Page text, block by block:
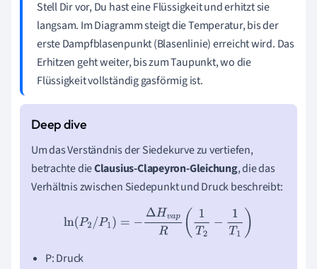
Stell Dir vor, Du hast eine Flüssigkeit und erhitzt sie
langsam. Im Diagramm steigt die Temperatur, bis der
erste Dampfblasenpunkt (Blasenlinie) erreicht wird. Das
Erhitzen geht weiter, bis zum Taupunkt, wo die
Flüssigkeit vollständig gasförmig ist.
Um das Verständnis der Siedekurve zu vertiefen,
betrachte dieClausius-Clapeyron-Gleichung, die das
Verhältnis zwischen Siedepunkt und Druck beschreibt:
ln(P 2/ P1 ΔHvapR( 1T 2−
P: Druck